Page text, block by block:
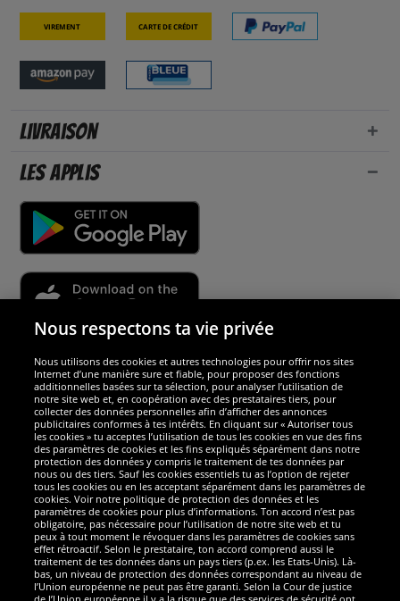
Virement Carte de crédit
Livraison
Les applis
Sécurité
Nous sommes excellents
Nous respectons ta vie privée
Nous utilisons des cookies et autres technologies pour offrir nos sites
Internet d’une manière sure et fiable, pour proposer des fonctions
additionnelles basées sur ta sélection, pour analyser l’utilisation de
notre site web et, en coopération avec des prestataires tiers, pour
collecter des données personnelles afin d’afficher des annonces
publicitaires conformes à tes intérêts. En cliquant sur « Autoriser tous
les cookies » tu acceptes l’utilisation de tous les cookies en vue des fins
des paramètres de cookies et les fins expliqués séparément dans notre
protection des données y compris le traitement de tes données par
nous ou des tiers. Sauf les cookies essentiels tu as l’option de rejeter
tous les cookies ou en les acceptant séparément dans les paramètres de
cookies. Voir notre politique de protection des données et les
paramètres de cookies pour plus d’informations. Ton accord n’est pas
obligatoire, pas nécessaire pour l’utilisation de notre site web et tu
peux à tout moment le révoquer dans les paramètres de cookies sans
effet rétroactif. Selon le prestataire, ton accord comprend aussi le
traitement de tes données dans un pays tiers (p.ex. les Etats-Unis). Là-
bas, un niveau de protection des données correspondant au niveau de
l’Union européenne ne peut pas être garanti. Selon la Cour de justice